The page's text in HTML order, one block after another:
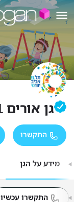
גן אורים 11 (יח)
התקשרו
מידע על הגן
התקשרו עכשיו